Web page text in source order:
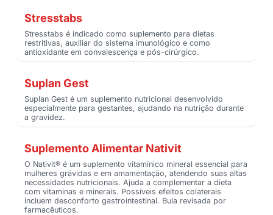
Stresstabs
Stresstabs é indicado como suplemento para dietas
restritivas, auxiliar do sistema imunológico e como
antioxidante em convalescença e pós-cirúrgico.
Suplan Gest
Suplan Gest é um suplemento nutricional desenvolvido
especialmente para gestantes, ajudando na nutrição durante
a gravidez.
Suplemento Alimentar Nativit
O Nativit® é um suplemento vitamínico mineral essencial para
mulheres grávidas e em amamentação, atendendo suas altas
necessidades nutricionais. Ajuda a complementar a dieta
com vitaminas e minerais. Possíveis efeitos colaterais
incluem desconforto gastrointestinal. Bula revisada por
farmacêuticos.